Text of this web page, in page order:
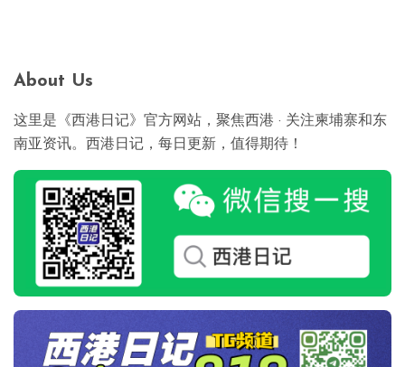
About Us
这里是《西港日记》官方网站，聚焦西港 · 关注柬埔寨和东
南亚资讯。西港日记，每日更新，值得期待！